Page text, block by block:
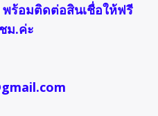
ร้อมติดต่อสินเชื่อให้ฟรี
ม.ค่ะ